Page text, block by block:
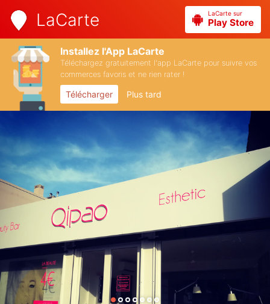
LaCarte LaCarte sur
Play Store
Installez l'App LaCarte
Téléchargez gratuitement l'app LaCarte pour suivre vos
commerces favoris et ne rien rater !
Télécharger Plus tard